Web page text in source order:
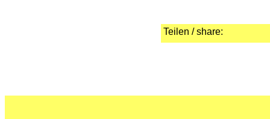
Teilen / share: